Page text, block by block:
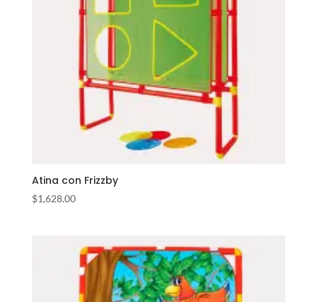
Atina con Frizzby
$1,628.00